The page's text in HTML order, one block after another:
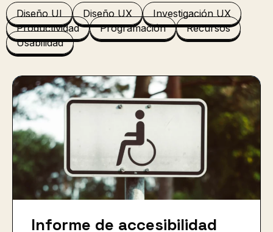
Diseño UI Diseño UX
Investigación UX
Productividad
Programación
Recursos
Usabilidad
Informe de accesibilidad